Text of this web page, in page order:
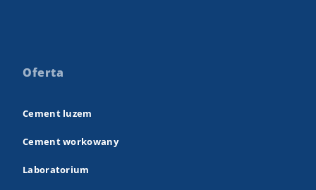
Oferta
Cement luzem
Cement workowany
Laboratorium